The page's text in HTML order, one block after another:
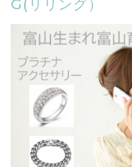
G(リリング）